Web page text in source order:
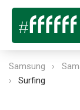
Samsung
Surfing